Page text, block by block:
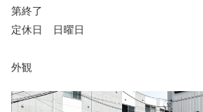
第終了
定休日 日曜日
外観